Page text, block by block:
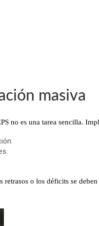
masiva
no es una tarea sencilla.
retrasos o los déficits se